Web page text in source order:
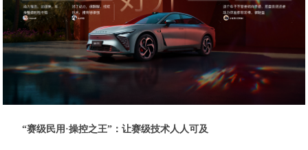
“赛级民用 ·操控之王” ：让赛级技术人人可及